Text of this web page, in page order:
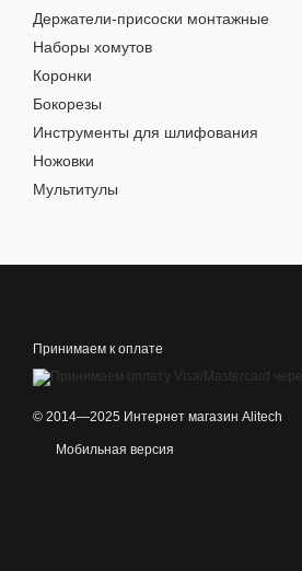
Держатели-присоски монтажные
Наборы хомутов
Коронки
Бокорезы
Инструменты для шлифования
Ножовки
Мультитулы
Принимаем к оплате
© 2014—2025 Интернет магазин Alitech
Мобильная версия